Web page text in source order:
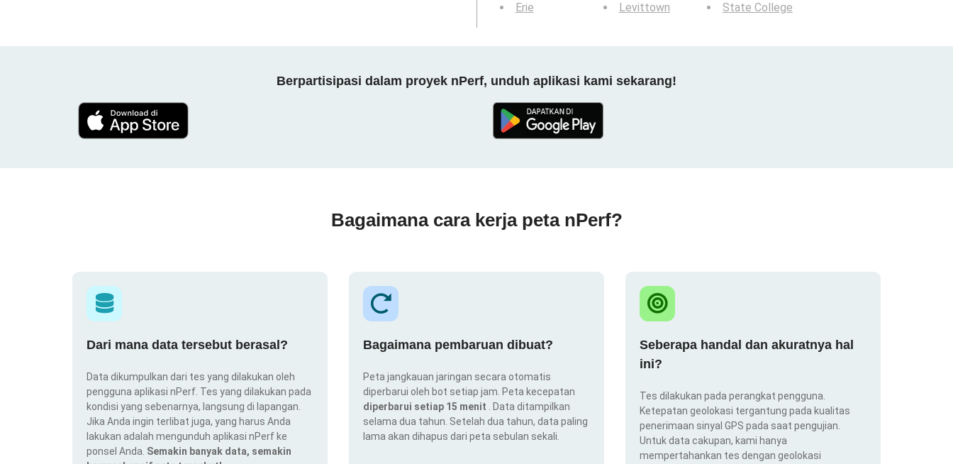
Erie
Levittown
State College
Berpartisipasi dalam proyek nPerf, unduh aplikasi kami sekarang!
Bagaimana cara kerja peta nPerf?
Dari mana data tersebut berasal?
Data dikumpulkan dari tes yang dilakukan oleh
pengguna aplikasi nPerf. Tes yang dilakukan pada
kondisi yang sebenarnya, langsung di lapangan.
Jika Anda ingin terlibat juga, yang harus Anda
lakukan adalah mengunduh aplikasi nPerf ke
ponsel Anda. Semakin banyak data, semakin
Bagaimana pembaruan dibuat?
Peta jangkauan jaringan secara otomatis
diperbarui oleh bot setiap jam. Peta kecepatan
diperbarui setiap 15 menit
. Data ditampilkan
selama dua tahun. Setelah dua tahun, data paling
lama akan dihapus dari peta sebulan sekali.
Seberapa handal dan akuratnya hal
ini?
Tes dilakukan pada perangkat pengguna.
Ketepatan geolokasi tergantung pada kualitas
penerimaan sinyal GPS pada saat pengujian.
Untuk data cakupan, kami hanya
mempertahankan tes dengan geolokasi